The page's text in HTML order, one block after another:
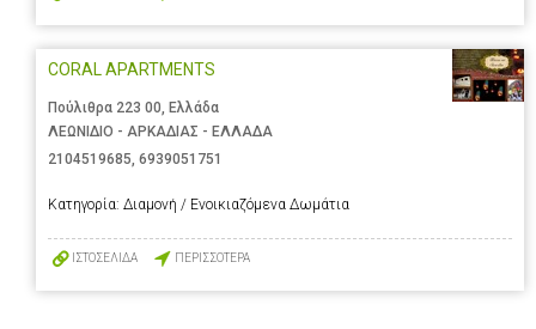
CORAL APARTMENTS
Πούλιθρα 223 00, Ελλάδα
ΛΕΩΝΙΔΙΟ - ΑΡΚΑΔΙΑΣ - ΕΛΛΑΔΑ
2104519685 6939051751
Κατηγορία: Διαμονή / Ενοικιαζόμενα Δωμάτια
ΙΣΤΟΣΕΛΙΔΑ ΠΕΡΙΣΣΟΤΕΡΑ